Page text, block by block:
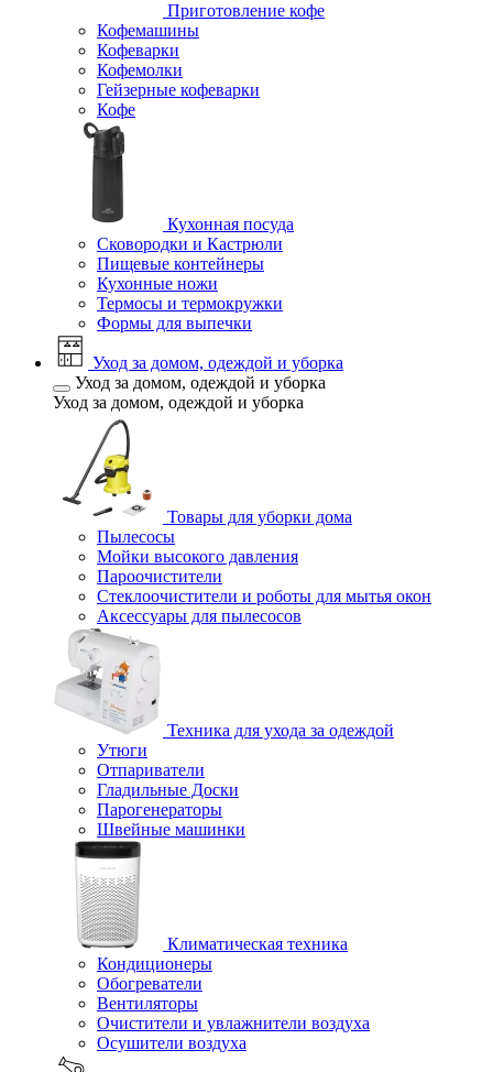
Приготовление кофе
Кофемашины
Кофеварки
Кофемолки
Гейзерные кофеварки
Кофе
Кухонная посуда
Сковородки и Кастрюли
Пищевые контейнеры
Кухонные ножи
Термосы и термокружки
Формы для выпечки
Уход за домом, одеждой и уборка
Уход за домом, одеждой и уборка
Уход за домом, одеждой и уборка
Товары для уборки дома
Пылесосы
Мойки высокого давления
Пароочистители
Стеклоочистители и роботы для мытья окон
Аксессуары для пылесосов
Техника для ухода за одеждой
Утюги
Отпариватели
Гладильные Доски
Парогенераторы
Швейные машинки
Климатическая техника
Кондиционеры
Обогреватели
Вентиляторы
Очистители и увлажнители воздуха
Осушители воздуха